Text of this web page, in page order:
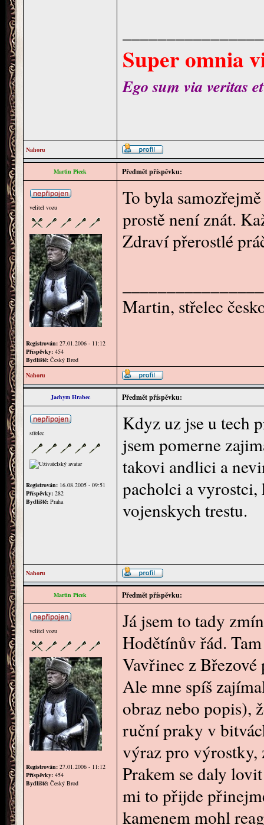
Super omnia
Ego sum via veritas
Nahoru
Martin Picek Předmět příspěvku:
velitel vozu
Registrován: 27.01.2006 - 11:12
Příspěvky: 454
Bydliště: Český Brod
To byla
prostě není znát.
Zdraví přerostlé
Martin, střelec
Nahoru
Jachym Hrabec Předmět příspěvku:
střelec
Registrován: 16.08.2005 - 09:51
Příspěvky: 282
Bydliště: Praha
Kdyz uz jse u tech
jsem pomerne
takovi andlici a
pacholci a
vojenskych trestu.
Nahoru
Martin Picek Předmět příspěvku:
velitel vozu
Registrován: 27.01.2006 - 11:12
Příspěvky: 454
Bydliště: Český Brod
Já jsem to tady
Hodětínův řád.
Vavřinec z Březové
Ale mne spíš
obraz nebo popis),
ruční praky v
výraz pro výrostky,
Prakem se daly
mi to přijde
kamenem mohl